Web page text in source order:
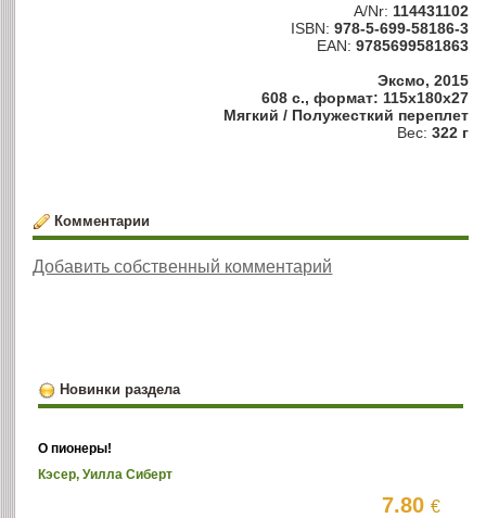
A/Nr: 114431102
ISBN: 978-5-699-58186-3
EAN: 9785699581863
Эксмо, 2015
608 с., формат: 115x180x27
Мягкий / Полужесткий переплет
Вес: 322 г
Комментарии
Добавить собственный комментарий
Новинки раздела
О пионеры!
Кэсер, Уилла Сиберт
7.80€